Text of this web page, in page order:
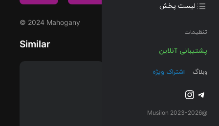
لیست پخش
تنظیمات
پشتیبانی آنلاین
وبلاگ اشتراک ویژه
تلگراماینستاگرم
@2023-2026 Musilon
© 2024 Mahogany
Similar